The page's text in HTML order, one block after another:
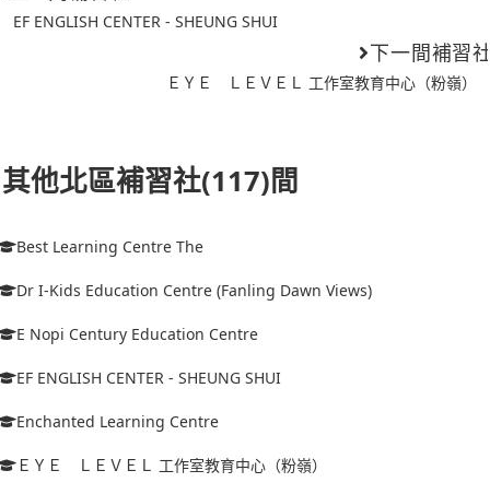
EF ENGLISH CENTER - SHEUNG SHUI
下一間補習
ＥＹＥ ＬＥＶＥＬ 工作室教育中心（粉嶺）
其他北區補習社(117)間
Best Learning Centre The
Dr I-Kids Education Centre (Fanling Dawn Views)
E Nopi Century Education Centre
EF ENGLISH CENTER - SHEUNG SHUI
Enchanted Learning Centre
ＥＹＥ ＬＥＶＥＬ 工作室教育中心（粉嶺）